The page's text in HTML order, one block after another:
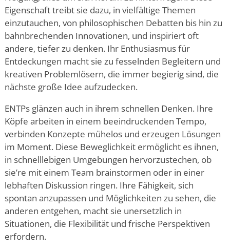
Eigenschaft treibt sie dazu, in vielfältige Themen
einzutauchen, von philosophischen Debatten bis hin zu
bahnbrechenden Innovationen, und inspiriert oft
andere, tiefer zu denken. Ihr Enthusiasmus für
Entdeckungen macht sie zu fesselnden Begleitern und
kreativen Problemlösern, die immer begierig sind, die
nächste große Idee aufzudecken.
ENTPs glänzen auch in ihrem schnellen Denken. Ihre
Köpfe arbeiten in einem beeindruckenden Tempo,
verbinden Konzepte mühelos und erzeugen Lösungen
im Moment. Diese Beweglichkeit ermöglicht es ihnen,
in schnelllebigen Umgebungen hervorzustechen, ob
sie’re mit einem Team brainstormen oder in einer
lebhaften Diskussion ringen. Ihre Fähigkeit, sich
spontan anzupassen und Möglichkeiten zu sehen, die
anderen entgehen, macht sie unersetzlich in
Situationen, die Flexibilität und frische Perspektiven
erfordern.